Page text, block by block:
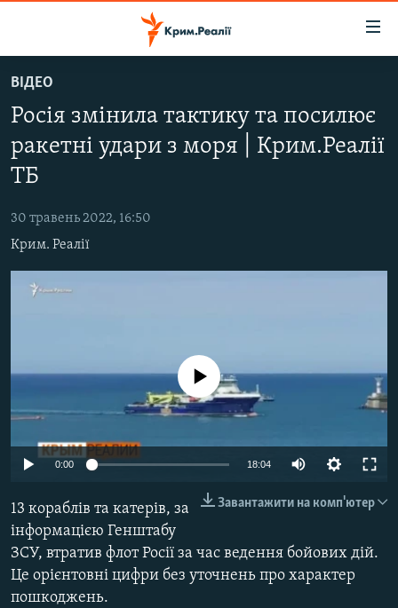
до
основного
матеріалу
Перейти
до
навігації
Перейти
до
пошуку
НОВИНИ
ВОДА.КРИМ
ВІДЕО ТА ФОТО
БЛОГИ
ПОГЛЯД
ІНТЕРВ'Ю
ВІДЕОУРОКИ «ELIFBE»
СВІДЧЕННЯ ОКУПАЦІЇ
ІНФОГРАФІКА
ЯК ОБІЙТИ БЛОКУВАННЯ
Qırımtatar
ДОЛУЧАЙСЯ!
Усі сайти RFE/RL
ВІДЕО
Росія змінила тактику та посилює
ракетні удари з моря | Крим.Реалії
ТБ
30 травень 2022, 16:50
Крим. Реалії
240p 360p
No media source currently available
0:00 18:04
480p
720p
Завантажити на комп'ютер
13 кораблів та катерів, за
інформацією Генштабу
ЗСУ, втратив флот Росії за час ведення бойових дій.
Це орієнтовні цифри без уточнень про характер
пошкоджень.